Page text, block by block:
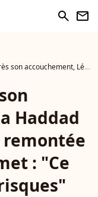
search newsletter
Haddad (Star Academy) est remontée sur scène et l'admet : "Ce n'était pas sans risques"
Haddad
remontée
: "Ce